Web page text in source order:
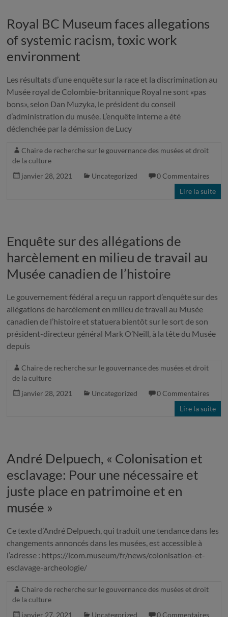
Royal BC Museum faces allegations
of systemic racism, toxic work
environment
Les résultats d’une enquête sur la race et la discrimination au
Musée royal de Colombie-britannique Royal ne sont «pas
bons», selon Dan Muzyka, le président du conseil
d’administration du musée. L’enquête interne a été
déclenchée par la démission de Lucy
Chaire de recherche sur le gouvernance des musées et droit
de la culture
janvier 28, 2021
Uncategorized
0 Commentaires
Lire la suite
Enquête sur des allégations de
harcèlement en milieu de travail au
Musée canadien de l’histoire
Le gouvernement fédéral a reçu un rapport d’enquête sur des
allégations de harcèlement en milieu de travail au Musée
canadien de l’histoire et statuera bientôt sur le sort de son
président-directeur général Mark O’Neill, à la tête du Musée
depuis
Chaire de recherche sur le gouvernance des musées et droit
de la culture
janvier 28, 2021
Uncategorized
0 Commentaires
Lire la suite
André Delpuech, « Colonisation et
esclavage: Pour une nécessaire et
juste place en patrimoine et en
musée »
Ce texte d’André Delpuech, qui traduit une tendance dans les
changements annoncés dans les musées, est accessible à
l’adresse : https://icom.museum/fr/news/colonisation-et-
esclavage-archeologie/
Chaire de recherche sur le gouvernance des musées et droit
de la culture
janvier 27, 2021
Uncategorized 0 Commentaires